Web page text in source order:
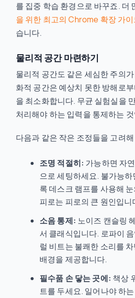
를 집중 학습 환경으로 바꾸죠. 더
을 위한 최고의 Chrome 확장 가이
습니다.
물리적 공간 마련하기
물리적 공간도 같은 세심한 주의
화적 공간은 예상치 못한 방해로
을 최소화합니다. 무균 실험실을
처리해야 하는 입력을 통제하는
다음과 같은 작은 조정들을 고려
조명 적절히: 가능하면 자
으로 세팅하세요. 불가능
록 데스크 램프를 사용해
피로는 피로의 큰 원인입니
소음 통제: 노이즈 캔슬링
서 클래식입니다. 로파이
럴 비트는 불쾌한 소리를
배경을 제공합니다.
필수품 손 닿는 곳에: 책상
트를 두세요. 일어나야 하